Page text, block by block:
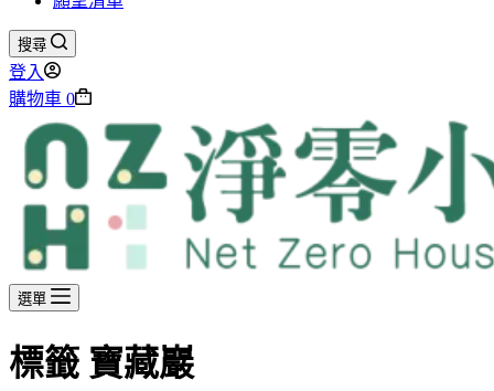
搜尋
登入
購物車 0
選單
標籤 寶藏巖